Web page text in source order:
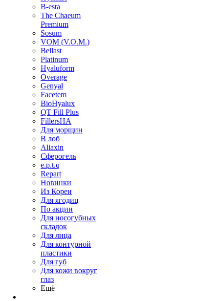
B-esta
The Chaeum
Premium
Sosum
VOM (V.O.M.)
Bellast
Platinum
Hyaluform
Overage
Genyal
Facetem
BioHyalux
QT Fill Plus
FillersHA
Для морщин
В лоб
Aliaxin
Сферогель
e.p.t.q
Repart
Новинки
Из Кореи
Для ягодиц
По акции
Для носогубных
складок
Для лица
Для контурной
пластики
Для губ
Для кожи вокруг
глаз
Ещё